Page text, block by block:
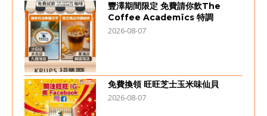
豐澤期間限定 免費請你飲The
Coffee Academïcs 特調
2026-08-07
免費換領 旺旺芝士玉米味仙貝
2026-08-07